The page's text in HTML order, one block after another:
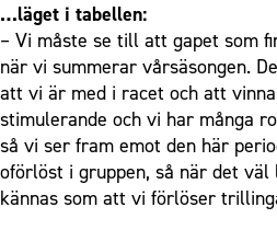
…läget i tabellen:
– Vi måste se till att gapet som
när vi summerar vårsäsongen.
att vi är med i racet och att
stimulerande och vi har många
så vi ser fram emot den här
oförlöst i gruppen, så när det väl
kännas som att vi förlöser